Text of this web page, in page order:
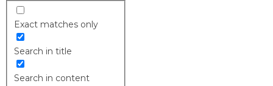
Exact matches only
Search in title
Search in content